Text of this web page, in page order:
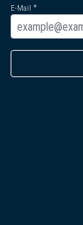
E-Mail